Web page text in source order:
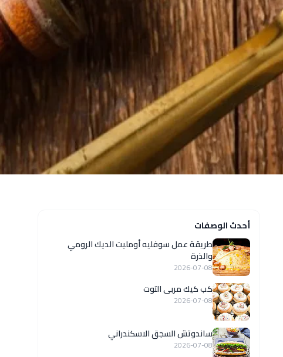
أحدث الوصفات
طريقة عمل سوفليه أومليت الديك الرومي
والذرة
2026-07-08
كب كيك مربى التوت
2026-07-08
ساندوتش السجق الاسكندراني
2026-07-08